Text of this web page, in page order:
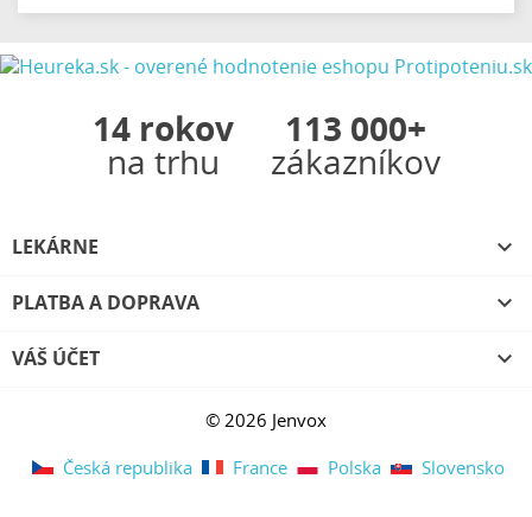
14 rokov
na trhu
113 000+
zákazníkov
LEKÁRNE 
PLATBA A DOPRAVA 
VÁŠ ÚČET 
© 2026 Jenvox
Česká republika
France Polska Slovensko